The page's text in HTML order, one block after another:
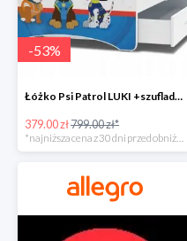
-53%
Łóżko Psi Patrol LUKI +szuflada+materac+grafika -52%
379.00 zł799.00 zł*